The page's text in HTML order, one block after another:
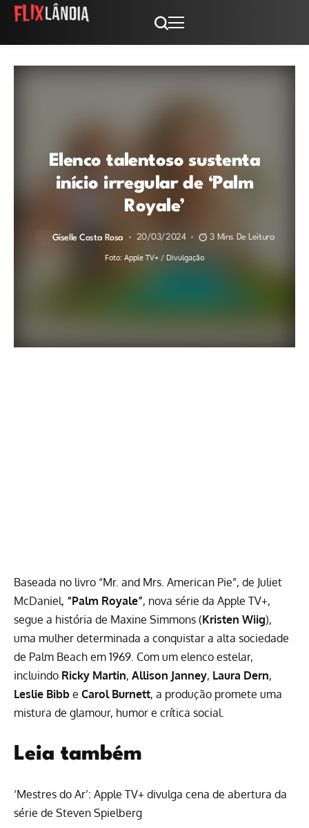
Elenco talentoso sustenta
início irregular de ‘Palm
Royale’
Giselle Costa Rosa 20/03/2024 3 Mins De Leitura
Foto: Apple TV+ / Divulgação
Baseada no livro “Mr. and Mrs. American Pie”, de Juliet
McDaniel, “Palm Royale”, nova série da Apple TV+,
segue a história de Maxine Simmons (Kristen Wiig),
uma mulher determinada a conquistar a alta sociedade
de Palm Beach em 1969. Com um elenco estelar,
incluindo Ricky Martin, Allison Janney, Laura Dern,
Leslie Bibb e Carol Burnett, a produção promete uma
mistura de glamour, humor e crítica social.
Leia também
‘Mestres do Ar’: Apple TV+ divulga cena de abertura da
série de Steven Spielberg